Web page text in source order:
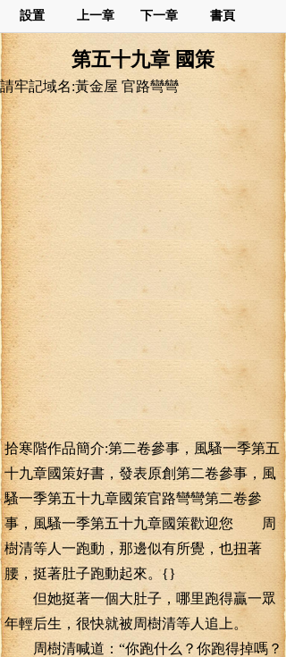
設置 上一章 下一章 書頁
第五十九章 國策
請牢記域名:黃金屋 官路彎彎
拾寒階作品簡介:第二卷參事，風騷一季第五
十九章國策好書，發表原創第二卷參事，風
騷一季第五十九章國策官路彎彎第二卷參
事，風騷一季第五十九章國策歡迎您 周
樹清等人一跑動，那邊似有所覺，也扭著
腰，挺著肚子跑動起來。{}
但她挺著一個大肚子，哪里跑得贏一眾
年輕后生，很快就被周樹清等人追上。
周樹清喊道：“你跑什么？你跑得掉嗎？